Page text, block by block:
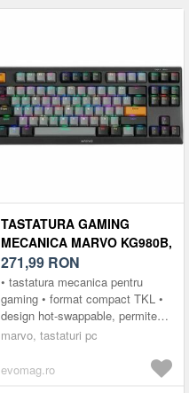
TASTATURA GAMING
MECANICA MARVO KG980B,
USB, ILUMINARE RGB
(NEGRU/GRI)
271,99 RON
• tastatura mecanica pentru
gaming • format compact TKL •
design hot-swappable, permite
personalizarea cu alte contacte
marvo, tastaturi pc
evomag.ro